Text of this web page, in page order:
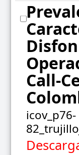
Call-
icov_p76-